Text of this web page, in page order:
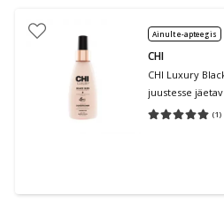
Ainult e-apteegis
CHI
CHI Luxury
juustesse
(1)
Keskmine hinnang